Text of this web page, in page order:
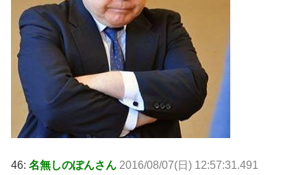
46: 名無しのぽんさん 2016/08/07(日) 12:57:31.491